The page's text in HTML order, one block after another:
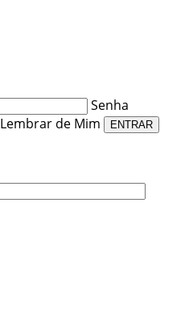
Senha
Lembrar de Mim